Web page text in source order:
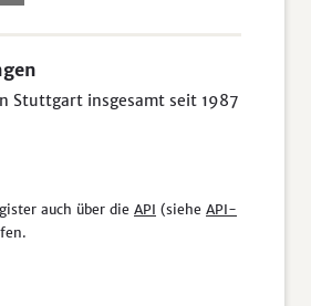
Stuttgart insgesamt seit 1987
auch über die API (siehe API-